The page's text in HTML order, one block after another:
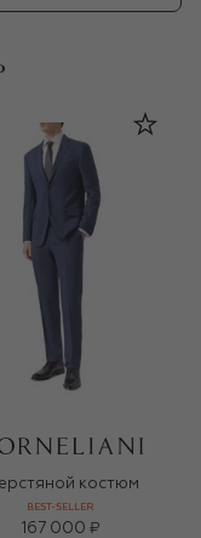
костюм
BEST-SELLER
167 000 ₽